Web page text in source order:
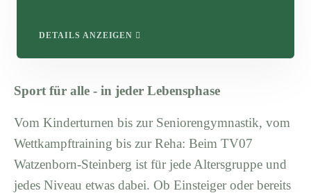
DETAILS ANZEIGEN
Sport für alle - in jeder Lebensphase
Vom Kinderturnen bis zur Seniorengymnastik, vom
Wettkampftraining bis zur Reha: Beim TV07
Watzenborn-Steinberg ist für jede Altersgruppe und
jedes Niveau etwas dabei. Ob Einsteiger oder bereits